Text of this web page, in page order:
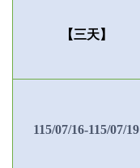
【三天】
115/07/16-115/07/19